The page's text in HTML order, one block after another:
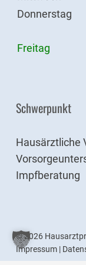
Donnerstag
Freitag
Schwerpunkt
Hausärztliche
Impfberatung
© 2026
Impressum|